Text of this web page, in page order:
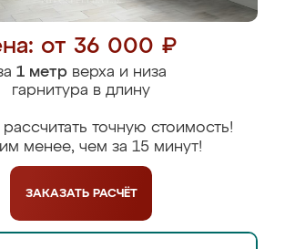
от 36 000 ₽
1 метрверха и низа
гарнитура в длину
точную стоимость!
менее, чем за 15 минут!
ЗАКАЗАТЬ РАСЧЁТ